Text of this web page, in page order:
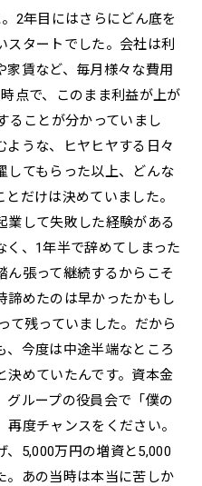
2年目にはさらにどん底を
タートでした。会社は利
家賃など、毎月様々な費用
点で、このまま利益が上が
ることが分かっていまし
ような、ヒヤヒヤする日々
してもらった以上、どんな
だけは決めていました。
業して失敗した経験がある
く、1年半で辞めてしまった
ん張って継続するからこそ
めたのは早かったかもし
て残っていました。だから
、今度は中途半端なところ
決めていたんです。資本金
グループの役員会で「僕の
度チャンスをください。
5,000万円の増資と5,000
。あの当時は本当に苦しか